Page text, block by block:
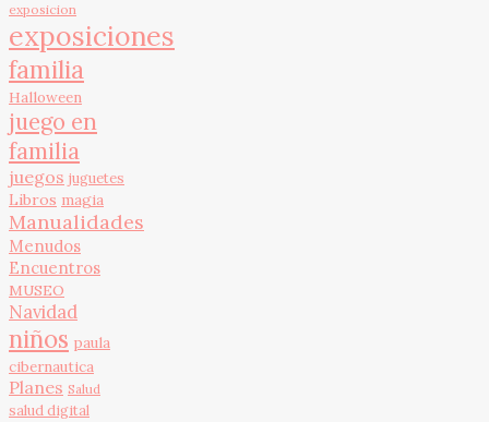
exposicion
exposiciones
familia
Halloween
juego en
familia
juegos juguetes
Libros magia
Manualidades
Menudos
Encuentros
MUSEO
Navidad
niños paula
cibernautica
Planes Salud
salud digital